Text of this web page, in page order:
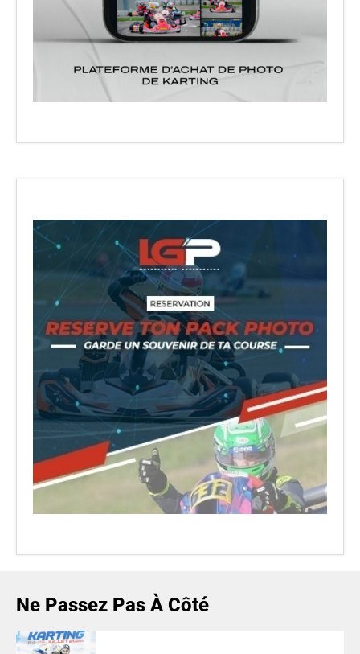
Ne Passez Pas À Côté